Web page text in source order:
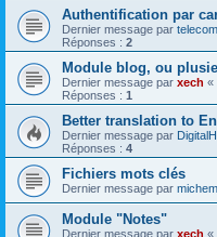
Authentification par
Dernier message par
Réponses : 2
Module blog, ou
Dernier message par xech «
Réponses : 1
Better translation to
Dernier message par
Réponses : 4
Fichiers mots clés
Dernier message par
Module "Notes"
Dernier message par xech «